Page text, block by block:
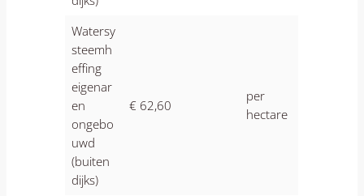
Watersy
steemh
effing
eigenar
en
ongebo
uwd
(buiten
dijks)
€ 62,60
per
hectare